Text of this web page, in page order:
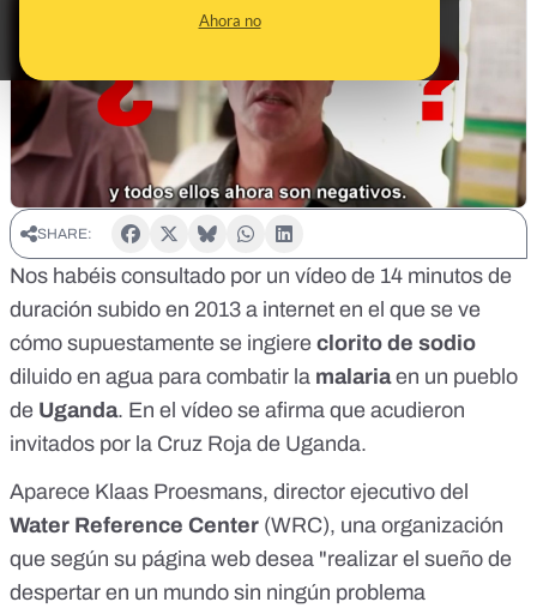
Ahora no
SHARE:
Nos habéis consultado por un vídeo de 14 minutos de
duración subido en 2013 a internet en el que se ve
cómo supuestamente se ingiere clorito de sodio
diluido en agua para combatir la malariaen un pueblo
de Uganda. En el vídeo se afirma que acudieron
invitados por la Cruz Roja de Uganda.
Aparece Klaas Proesmans, director ejecutivo del
Water Reference Center (WRC), una organización
que según su página web desea "realizar el sueño de
despertar en un mundo sin ningún problema